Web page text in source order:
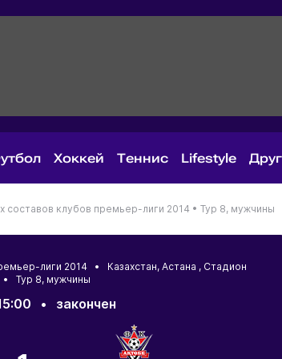
Хоккей Теннис Lifestyle
клубов премьер-лиги 2014 • Тур 8, мужчины
лиги 2014 • Казахстан, Астана , Стадион
• Тур 8, мужчины
• закончен